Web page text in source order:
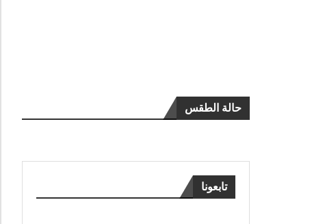
حالة الطقس
تابعونا